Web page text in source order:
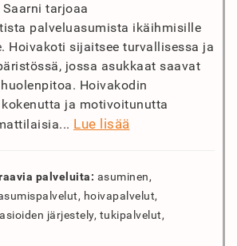
tarjoaa
palveluasumista ikäihmisille
Hoivakoti sijaitsee turvallisessa ja
jossa asukkaat saavat
Hoivakodin
ja motivoitunutta
Lue lisää
palveluita: asuminen,
hoivapalvelut,
järjestely, tukipalvelut,